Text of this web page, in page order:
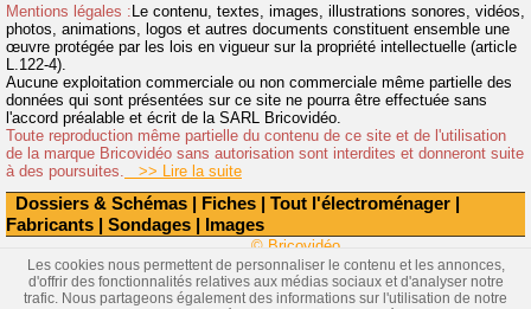
Dossiers & Schémas | Fiches | Tout l'électroménager |
Fabricants | Sondages | Images
Mentions légales : Le contenu, textes, images, illustrations sonores, vidéos,
photos, animations, logos et autres documents constituent ensemble une
œuvre protégée par les lois en vigueur sur la propriété intellectuelle (article
L.122-4).
Aucune exploitation commerciale ou non commerciale même partielle des
données qui sont présentées sur ce site ne pourra être effectuée sans
l'accord préalable et écrit de la SARL Bricovidéo.
Toute reproduction même partielle du contenu de ce site et de l'utilisation
de la marque Bricovidéo sans autorisation sont interdites et donneront suite
à des poursuites.
>> Lire la suite
© Bricovidéo
Les cookies nous permettent de personnaliser le contenu et les annonces,
d'offrir des fonctionnalités relatives aux médias sociaux et d'analyser notre
trafic. Nous partageons également des informations sur l'utilisation de notre